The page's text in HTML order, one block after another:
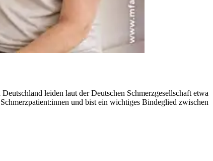
leiden laut der Deutschen Schmerzgesellschaft etwa
und bist ein wichtiges Bindeglied zwischen